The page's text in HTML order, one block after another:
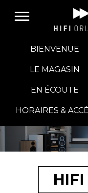
E-BOUTIQUE
HIFI GROUP
BIENVENUE
LE MAGASIN
EN ÉCOUTE
HORAIRES &
HIFI